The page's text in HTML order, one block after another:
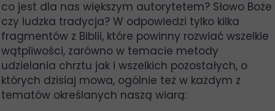
co jest dla nas większym autorytetem? Słowo Boże
czy ludzka tradycja? W odpowiedzi tylko kilka
fragmentów z Biblii, które powinny rozwiać wszelkie
wątpliwości, zarówno w temacie metody
udzielania chrztu jak i wszelkich pozostałych, o
których dzisiaj mowa, ogólnie też w każdym z
tematów określanych naszą wiarą: